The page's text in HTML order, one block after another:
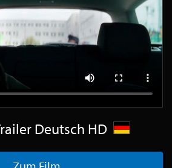
Blog
Deutsch HD